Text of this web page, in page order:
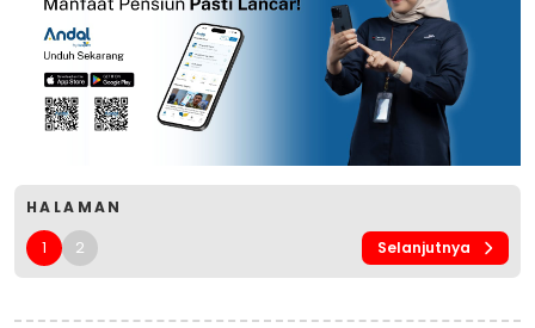
HALAMAN
1 2 Selanjutnya